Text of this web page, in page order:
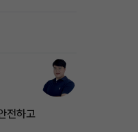
전하고